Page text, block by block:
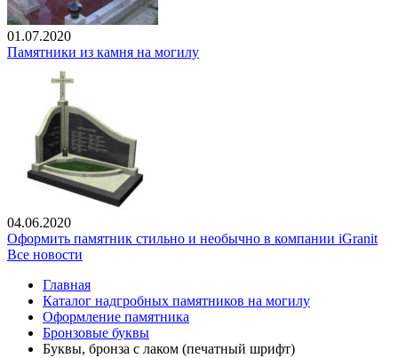
01.07.2020
Памятники из камня на могилу
04.06.2020
Оформить памятник стильно и необычно в компании iGranit
Все новости
Главная
Каталог надгробных памятников на могилу
Оформление памятника
Бронзовые буквы
Буквы, бронза с лаком (печатный шрифт)